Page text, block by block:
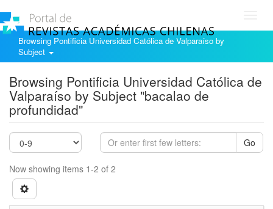
Browsing Pontificia Universidad Católica de Valparaíso by
Subject
Browsing Pontificia Universidad Católica de
Valparaíso by Subject "bacalao de
profundidad"
Go
Now showing items 1-2 of 2